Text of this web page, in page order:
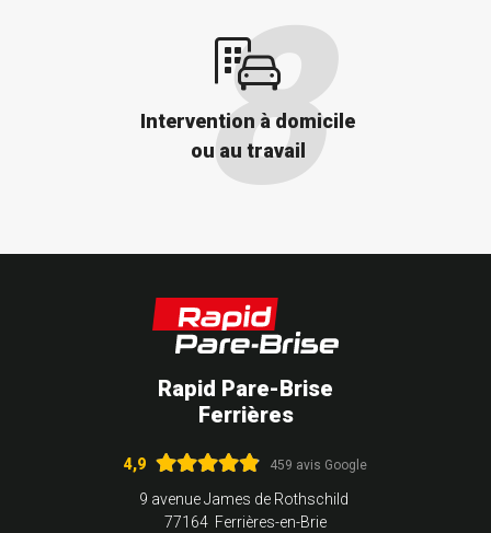
Intervention à domicile
ou au travail
Rapid Pare-Brise
Ferrières
4,9 459 avis Google
9 avenue James de Rothschild
77164 Ferrières-en-Brie